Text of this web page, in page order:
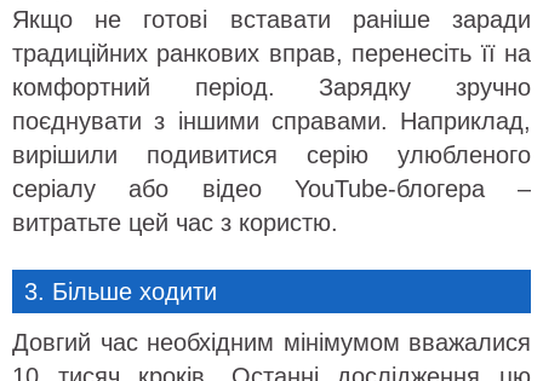
Якщо не готові вставати раніше заради
традиційних ранкових вправ, перенесіть її на
комфортний період. Зарядку зручно
поєднувати з іншими справами. Наприклад,
вирішили подивитися серію улюбленого
серіалу або відео YouTube-блогера –
витратьте цей час з користю.
3. Більше ходити
Довгий час необхідним мінімумом вважалися